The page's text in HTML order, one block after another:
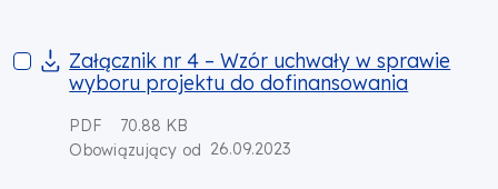
Załącznik nr 4 – Wzór uchwały w sprawie wyboru projektu
Załącznik nr 4 – Wzór uchwały w sprawie
wyboru projektu do dofinansowania
PDF
70.88 KB
Obowiązujący od 26.09.2023